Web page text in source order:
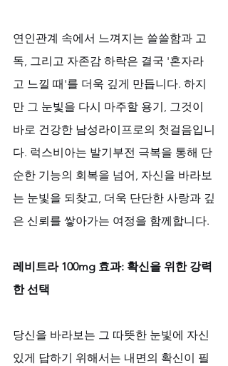
연인관계 속에서 느껴지는 쓸쓸함과 고
독, 그리고 자존감 하락은 결국 '혼자라
고 느낄 때'를 더욱 깊게 만듭니다. 하지
만 그 눈빛을 다시 마주할 용기, 그것이
바로 건강한 남성라이프로의 첫걸음입니
다. 럭스비아는 발기부전 극복을 통해 단
순한 기능의 회복을 넘어, 자신을 바라보
는 눈빛을 되찾고, 더욱 단단한 사랑과 깊
은 신뢰를 쌓아가는 여정을 함께합니다.
레비트라 100mg 효과: 확신을 위한 강력
한 선택
당신을 바라보는 그 따뜻한 눈빛에 자신
있게 답하기 위해서는 내면의 확신이 필